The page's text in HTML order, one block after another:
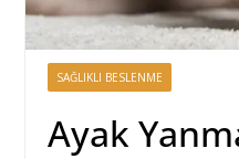
SAĞLIKLI BESLENME
Ayak